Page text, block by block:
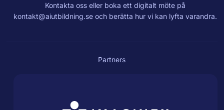
Kontakta oss eller boka ett digitalt möte på
kontakt@aiutbildning.se och berätta hur vi kan lyfta varandra.
Partners